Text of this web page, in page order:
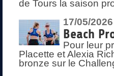
de Tours la saison
17/05/2026
Beach
Pour leur
Placette et Alexia
bronze sur le